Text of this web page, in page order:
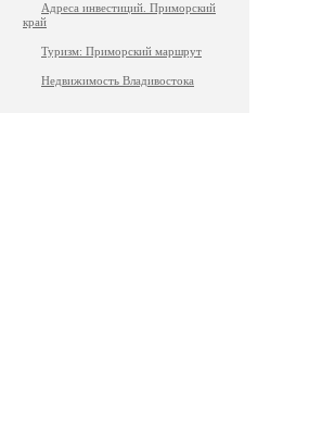
Адреса инвестиций. Приморский
край
Туризм: Приморский маршрут
Недвижимость Владивостока